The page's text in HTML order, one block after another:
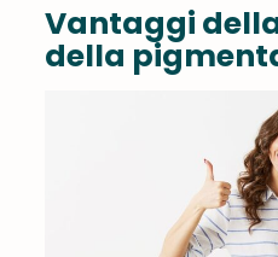
Vantaggi
della